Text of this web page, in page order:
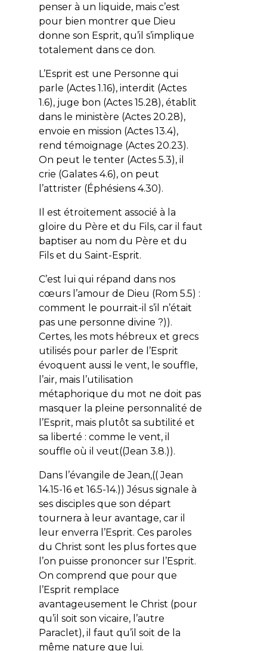
penser à un liquide, mais c’est
pour bien montrer que Dieu
donne son Esprit, qu’il s’implique
totalement dans ce don.
L’Esprit est une Personne qui
parle (Actes 1.16), interdit (Actes
1.6), juge bon (Actes 15.28), établit
dans le ministère (Actes 20.28),
envoie en mission (Actes 13.4),
rend témoignage (Actes 20.23).
On peut le tenter (Actes 5.3), il
crie (Galates 4.6), on peut
l’attrister (Éphésiens 4.30).
Il est étroitement associé à la
gloire du Père et du Fils, car il faut
baptiser au nom du Père et du
Fils et du Saint-Esprit.
C’est lui qui répand dans nos
cœurs l’amour de Dieu (Rom 5.5) :
comment le pourrait-il s’il n’était
pas une personne divine ?)).
Certes, les mots hébreux et grecs
utilisés pour parler de l’Esprit
évoquent aussi le vent, le souffle,
l’air, mais l’utilisation
métaphorique du mot ne doit pas
masquer la pleine personnalité de
l’Esprit, mais plutôt sa subtilité et
sa liberté : comme le vent, il
souffle où il veut((Jean 3.8.)).
Dans l’évangile de Jean,(( Jean
14.15-16 et 16.5-14.)) Jésus signale à
ses disciples que son départ
tournera à leur avantage, car il
leur enverra l’Esprit. Ces paroles
du Christ sont les plus fortes que
l’on puisse prononcer sur l’Esprit.
On comprend que pour que
l’Esprit remplace
avantageusement le Christ (pour
qu’il soit son vicaire, l’autre
Paraclet), il faut qu’il soit de la
même nature que lui.